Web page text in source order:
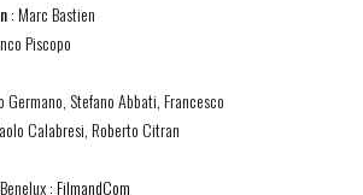
: Marc Bastien
Piscopo
Germano, Stefano Abbati, Francesco
Calabresi, Roberto Citran
:FilmandCom